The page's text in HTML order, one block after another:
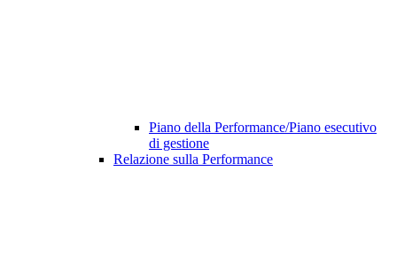
Piano della Performance/Piano esecutivo
di gestione
Relazione sulla Performance